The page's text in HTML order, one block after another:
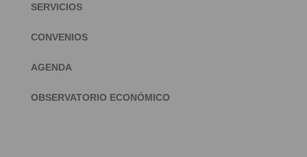
SERVICIOS
CONVENIOS
AGENDA
OBSERVATORIO ECONÓMICO